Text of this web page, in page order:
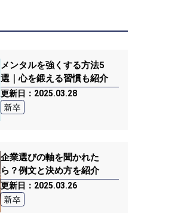
メンタルを強くする方法5
選｜心を鍛える習慣も紹介
更新日：2025.03.28
新卒
企業選びの軸を聞かれた
ら？例文と決め方を紹介
更新日：2025.03.26
新卒